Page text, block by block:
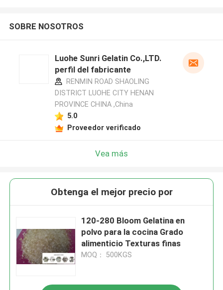
SOBRE NOSOTROS
Luohe Sunri Gelatin Co.,LTD.
perfil del fabricante
RENMIN ROAD SHAOLING
DISTRICT LUOHE CITY HENAN
PROVINCE CHINA ,China
5.0
Proveedor verificado
Vea más
Obtenga el mejor precio por
120-280 Bloom Gelatina en
polvo para la cocina Grado
alimenticio Texturas finas
MOQ： 500KGS